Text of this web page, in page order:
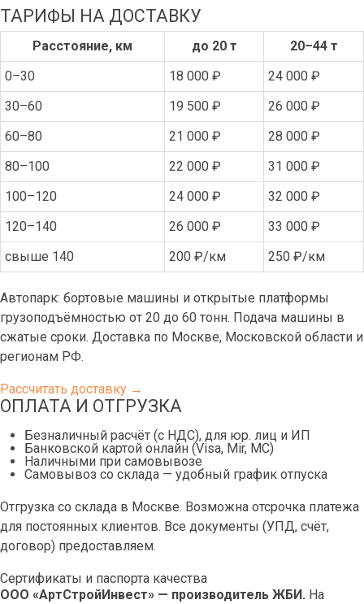
ТАРИФЫ НА ДОСТАВКУ
Расстояние, км до 20 т
20–44 т
0–30
18 000 ₽
24 000 ₽
30–60
19 500 ₽
26 000 ₽
60–80
21 000 ₽
28 000 ₽
80–100
22 000 ₽
31 000 ₽
100–120
24 000 ₽
32 000 ₽
120–140
26 000 ₽
33 000 ₽
свыше 140
200 ₽/км 250 ₽/км
Автопарк: бортовые машины и открытые платформы
грузоподъёмностью от 20 до 60 тонн. Подача машины в
сжатые сроки. Доставка по Москве, Московской области и
регионам РФ.
Рассчитать доставку →
ОПЛАТА И ОТГРУЗКА
Безналичный расчёт (с НДС), для юр. лиц и ИП
Банковской картой онлайн (Visa, Mir, МС)
Наличными при самовывозе
Самовывоз со склада — удобный график отпуска
Отгрузка со склада в Москве. Возможна отсрочка платежа
для постоянных клиентов. Все документы (УПД, счёт,
договор) предоставляем.
Сертификаты и паспорта качества
ООО «АртСтройИнвест» — производитель ЖБИ. На